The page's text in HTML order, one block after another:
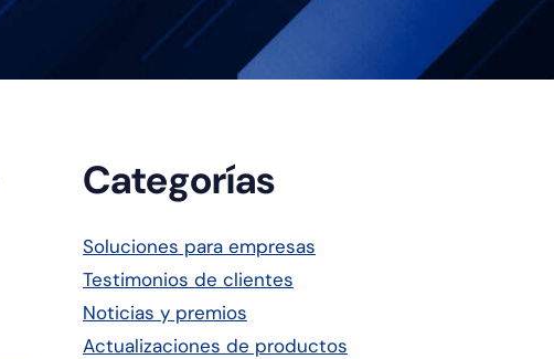
Barra
lateral
principal
Categorías
Soluciones para empresas
Testimonios de clientes
Noticias y premios
Actualizaciones de productos